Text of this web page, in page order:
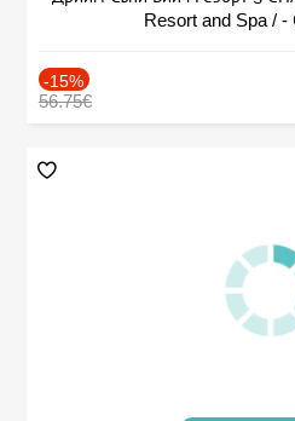
Resort and Spa / -
-15%
56.75€